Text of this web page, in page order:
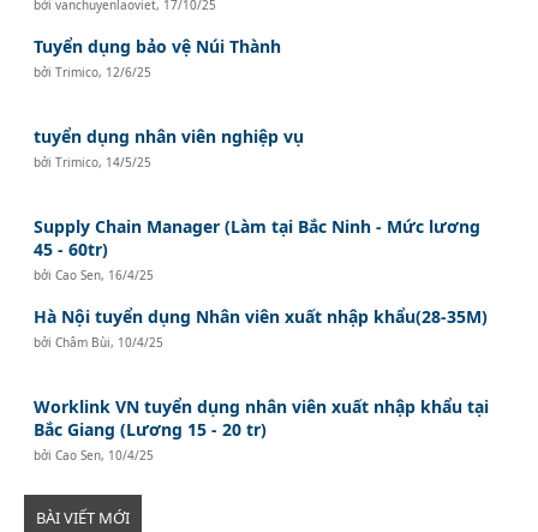
bởivanchuyenlaoviet, 17/10/25
Tuyển dụng bảo vệ Núi Thành
bởiTrimico, 12/6/25
tuyển dụng nhân viên nghiệp vụ
bởiTrimico, 14/5/25
Supply Chain Manager (Làm tại Bắc Ninh - Mức lương
45 - 60tr)
bởiCao Sen, 16/4/25
Hà Nội tuyển dụng Nhân viên xuất nhập khẩu(28-35M)
bởiChâm Bùi, 10/4/25
Worklink VN tuyển dụng nhân viên xuất nhập khẩu tại
Bắc Giang (Lương 15 - 20 tr)
bởiCao Sen, 10/4/25
BÀI VIẾT MỚI